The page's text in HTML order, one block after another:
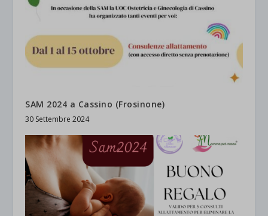
SAM 2024 a Cassino (Frosinone)
30 Settembre 2024